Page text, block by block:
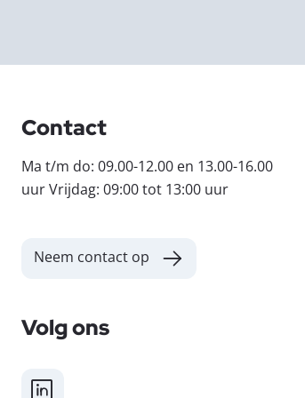
Contact
Ma t/m do: 09.00-12.00 en 13.00-16.00
uur Vrijdag: 09:00 tot 13:00 uur
Neem contact op
Volg ons
LinkedIn